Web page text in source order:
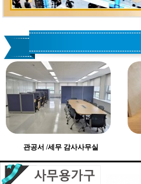
관공서 /세무 감사사무실